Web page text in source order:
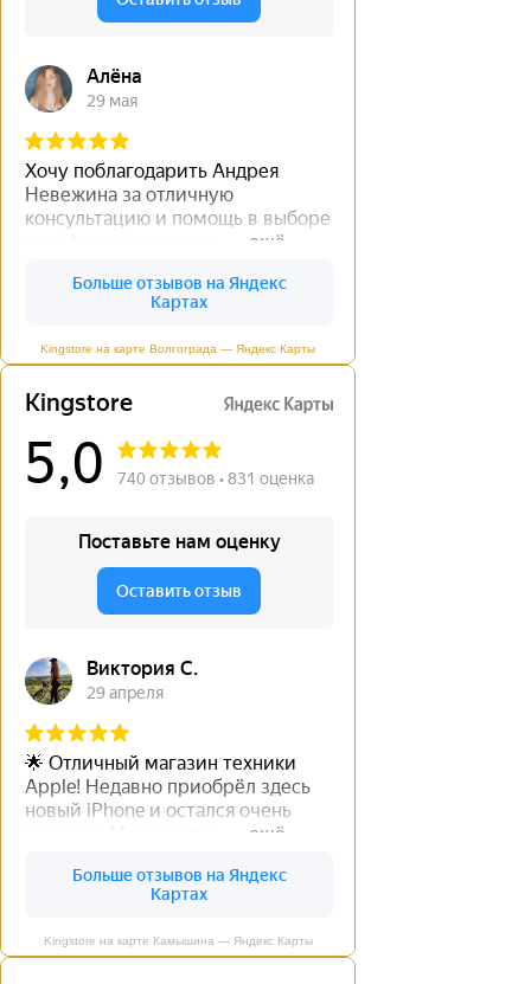
Kingstore на карте Волгограда — Яндекс Карты
Kingstore на карте Камышина — Яндекс Карты